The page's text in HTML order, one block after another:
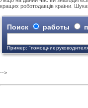
кращих роботодавців країни.
Поиск работы
Пример: "помощник
-->